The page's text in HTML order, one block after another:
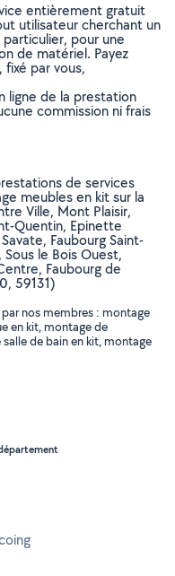
entièrement gratuit
utilisateur cherchant un
pour une
de matériel. Payez
par vous,
ligne de la prestation
commission ni frais
de services
meubles en kit sur la
Ville, Mont Plaisir,
Quentin, Epinette
Faubourg Saint-
le Bois Ouest,
Faubourg de
59131)
nos membres : montage
en kit, montage de
de bain en kit, montage